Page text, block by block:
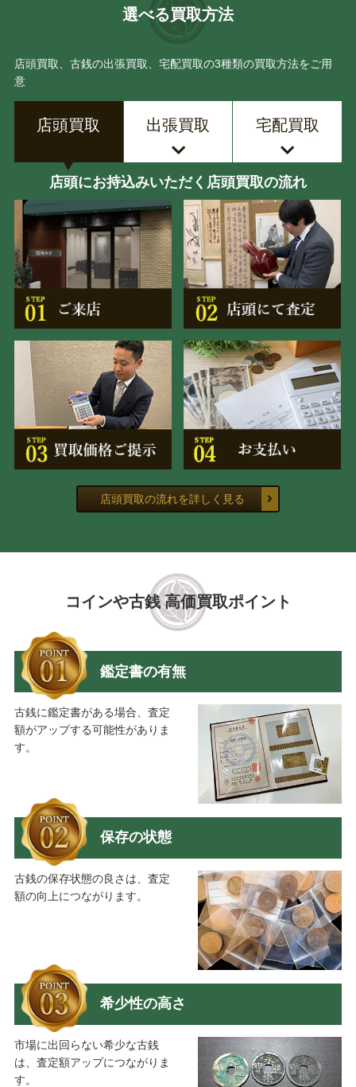
選べる買取方法
店頭買取、古銭の出張買取、宅配買取の3種類の買取方法をご用
意
店頭買取 出張買取 宅配買取
店頭にお持込みいただく店頭買取の流れ
店頭買取の流れを詳しく見る
コインや古銭 高価買取ポイント
鑑定書の有無
古銭に鑑定書がある場合、査定
額がアップする可能性がありま
す。
保存の状態
古銭の保存状態の良さは、査定
額の向上につながります。
希少性の高さ
市場に出回らない希少な古銭
は、査定額アップにつながりま
す。